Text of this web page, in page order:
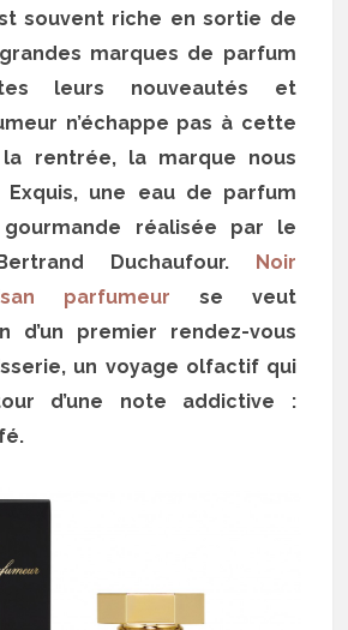
souvent riche en sortie de
marques de parfum
leurs nouveautés et
n’échappe pas à cette
rentrée, la marque nous
Exquis, une eau de parfum
réalisée par le
Duchaufour. Noir
parfumeur se veut
d’un premier rendez-vous
un voyage olfactif qui
d’une note addictive :